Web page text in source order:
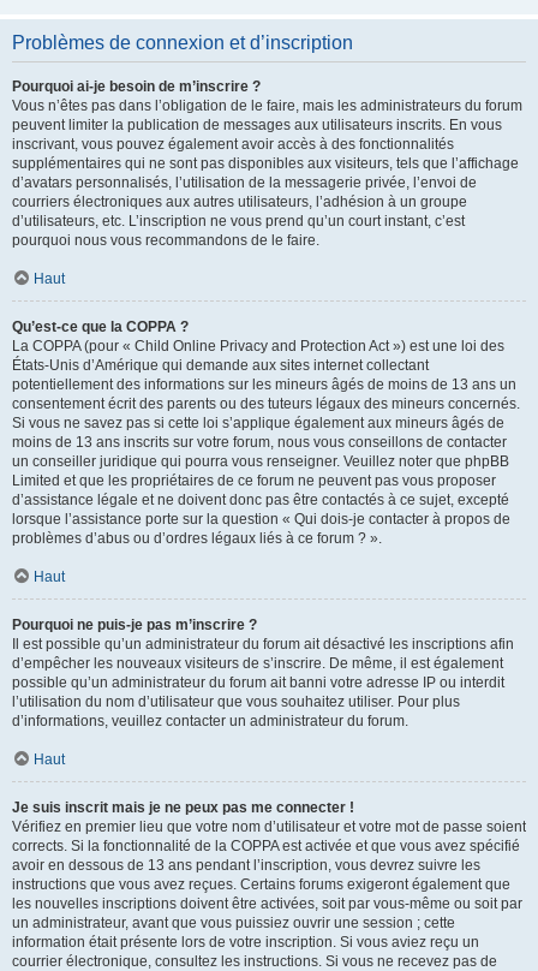
Problèmes de connexion et d’inscription
Pourquoi ai-je besoin de m’inscrire ?
Vous n’êtes pas dans l’obligation de le faire, mais les administrateurs du forum
peuvent limiter la publication de messages aux utilisateurs inscrits. En vous
inscrivant, vous pouvez également avoir accès à des fonctionnalités
supplémentaires qui ne sont pas disponibles aux visiteurs, tels que l’affichage
d’avatars personnalisés, l’utilisation de la messagerie privée, l’envoi de
courriers électroniques aux autres utilisateurs, l’adhésion à un groupe
d’utilisateurs, etc. L’inscription ne vous prend qu’un court instant, c’est
pourquoi nous vous recommandons de le faire.
Haut
Qu’est-ce que la COPPA ?
La COPPA (pour « Child Online Privacy and Protection Act ») est une loi des
États-Unis d’Amérique qui demande aux sites internet collectant
potentiellement des informations sur les mineurs âgés de moins de 13 ans un
consentement écrit des parents ou des tuteurs légaux des mineurs concernés.
Si vous ne savez pas si cette loi s’applique également aux mineurs âgés de
moins de 13 ans inscrits sur votre forum, nous vous conseillons de contacter
un conseiller juridique qui pourra vous renseigner. Veuillez noter que phpBB
Limited et que les propriétaires de ce forum ne peuvent pas vous proposer
d’assistance légale et ne doivent donc pas être contactés à ce sujet, excepté
lorsque l’assistance porte sur la question « Qui dois-je contacter à propos de
problèmes d’abus ou d’ordres légaux liés à ce forum ? ».
Haut
Pourquoi ne puis-je pas m’inscrire ?
Il est possible qu’un administrateur du forum ait désactivé les inscriptions afin
d’empêcher les nouveaux visiteurs de s’inscrire. De même, il est également
possible qu’un administrateur du forum ait banni votre adresse IP ou interdit
l’utilisation du nom d’utilisateur que vous souhaitez utiliser. Pour plus
d’informations, veuillez contacter un administrateur du forum.
Haut
Je suis inscrit mais je ne peux pas me connecter !
Vérifiez en premier lieu que votre nom d’utilisateur et votre mot de passe soient
corrects. Si la fonctionnalité de la COPPA est activée et que vous avez spécifié
avoir en dessous de 13 ans pendant l’inscription, vous devrez suivre les
instructions que vous avez reçues. Certains forums exigeront également que
les nouvelles inscriptions doivent être activées, soit par vous-même ou soit par
un administrateur, avant que vous puissiez ouvrir une session ; cette
information était présente lors de votre inscription. Si vous aviez reçu un
courrier électronique, consultez les instructions. Si vous ne recevez pas de